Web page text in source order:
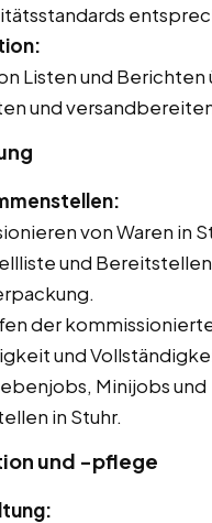
Listen und Berichten
und
von Waren in
und
der
und
Minijobs und
in Stuhr.
und -pflege